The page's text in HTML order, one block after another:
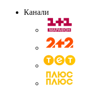
Канали